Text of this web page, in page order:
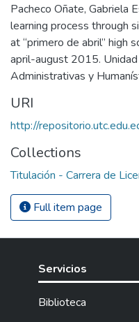
Pacheco Oñate, Gabriela
learning process through
at “primero de abril” high
april-august 2015.
Administrativas y
URI
http://
Collections
Titulación - Carrera de
Full item page
Servicios
Biblioteca